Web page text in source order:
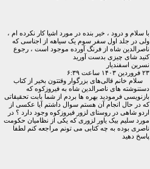
با سلام و درود ، خیر بنده در مورد اشیا کار نکرده ام ،
ولی در جلد اول سفر سوم یک سیاهه از اجناسی که
ناصرالدین شاه از فرنگ آورده موجود است ، رجوع
کنید شای چیزی بدست آورید
نسرین اسفندیار
۲۳ فروردين ۱۴۰۳ ساعت ۶:۳۹
سلام خانم قالی‌های بزرگوار وقتتون بخیر از کتاب
دستنوشته های ناصرالدین شاه به فیروزکوه که
بازنویسی فرمودید بهره ها بردم از شما بابت تحقیقاتی
که در حال انجام آن هستم سوال داشتم آیا عکسی از
اردو شاهی در روستای لزور فیروزکوه وجود دارد ؟ در
مورد سلیم بیک یاور لزوری که یکی از نظامیان حکومت
ناصری بوده به چه کتابی می تونم مراجعه کنم لطفا
پاسخ دهید